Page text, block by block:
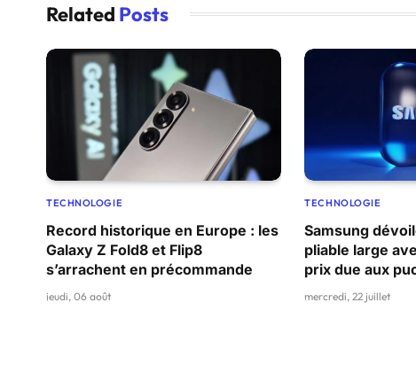
Related Posts
TECHNOLOGIE
Record historique en Europe : les
Galaxy Z Fold8 et Flip8
s’arrachent en précommande
jeudi, 06 août
TECHNOLOGIE
Samsung
pliable large
prix due aux
mercredi, 22 juillet